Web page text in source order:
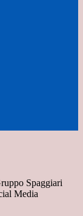
Spaggiari
Media